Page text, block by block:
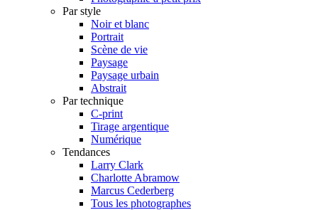
Par style
Noir et blanc
Portrait
Scène de vie
Paysage
Paysage urbain
Abstrait
Par technique
C-print
Tirage argentique
Numérique
Tendances
Larry Clark
Charlotte Abramow
Marcus Cederberg
Tous les photographes